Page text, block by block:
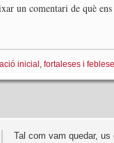
un comentari de què ens
inicial fortaleses i
Tal com vam quedar,